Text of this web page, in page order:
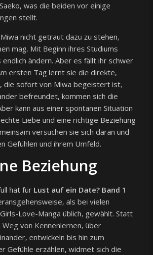
was die beiden vor einige
stellt.
nicht getraut dazu zu stehen,
mag. Mit Beginn ihres Studiums
ändern. Aber es fällt ihr schwer
ersten Tag lernt sie die direkte,
die sofort von Miwa begeistert ist,
befreundet, kommen sich die
kann aus einer spontanen Situation
Liebe und eine richtige Beziehung
versuchen sie sich daran und
Gefühlen und ihrem Umfeld.
Beziehung
hat für Lust auf ein Date? Band 1
als bei vielen
Love-Manga üblich, gewählt. Statt
Weg von Kennenlernen, über
entwickeln bis hin zum
Gefühle erzählen, widmet sich die